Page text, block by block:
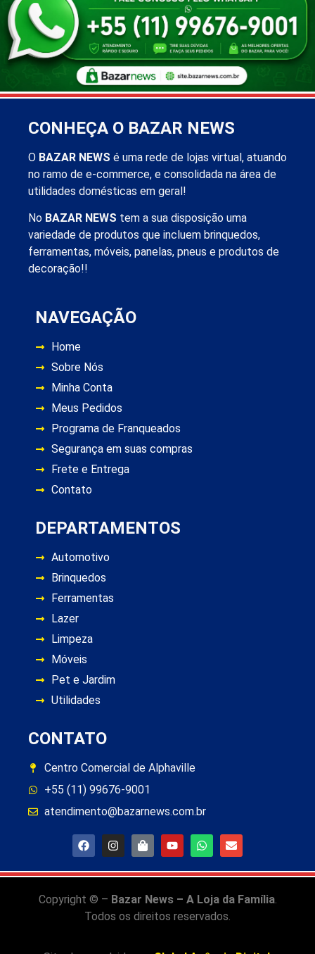
CONHEÇA O BAZAR NEWS
O BAZAR NEWS é uma rede de lojas virtual, atuando
no ramo de e-commerce, e consolidada na área de
utilidades domésticas em geral!
No BAZAR NEWS tem a sua disposição uma
variedade de produtos que incluem brinquedos,
ferramentas, móveis, panelas, pneus e produtos de
decoração!!
NAVEGAÇÃO
Home
Sobre Nós
Minha Conta
Meus Pedidos
Programa de Franqueados
Segurança em suas compras
Frete e Entrega
Contato
DEPARTAMENTOS
Automotivo
Brinquedos
Ferramentas
Lazer
Limpeza
Móveis
Pet e Jardim
Utilidades
CONTATO
Centro Comercial de Alphaville
+55 (11) 99676-9001
atendimento@bazarnews.com.br
Copyright © – Bazar News – A Loja da Família.
Todos os direitos reservados.